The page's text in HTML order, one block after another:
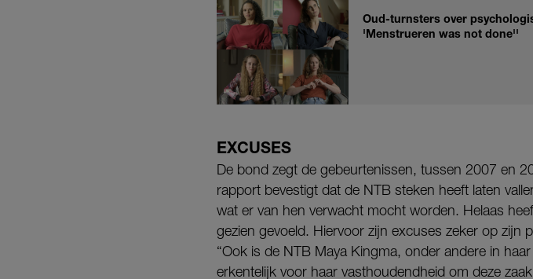
Oud-turnsters over
'Menstrueren was not done''
EXCUSES
De bond zegt de gebeurtenissen, tussen 2007 en
rapport bevestigt dat de NTB steken heeft laten
wat er van hen verwacht mocht worden. Helaas
gezien gevoeld. Hiervoor zijn excuses zeker op zijn
“Ook is de NTB Maya Kingma, onder andere in
erkentelijk voor haar vasthoudendheid om deze